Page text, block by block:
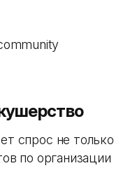
спрос не только
по организации